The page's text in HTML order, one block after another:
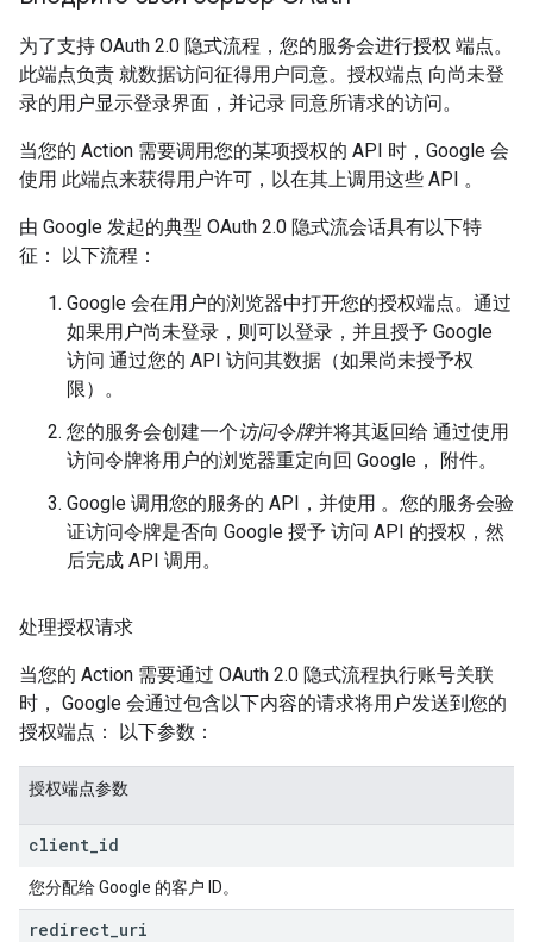
为了支持 OAuth 2.0 隐式流程，您的服务会进行授权 端点。
此端点负责 就数据访问征得用户同意。授权端点 向尚未登
录的用户显示登录界面，并记录 同意所请求的访问。
当您的 Action 需要调用您的某项授权的 API 时，Google 会
使用 此端点来获得用户许可，以在其上调用这些 API 。
由 Google 发起的典型 OAuth 2.0 隐式流会话具有以下特
征： 以下流程：
Google 会在用户的浏览器中打开您的授权端点。通过
如果用户尚未登录，则可以登录，并且授予 Google
访问 通过您的 API 访问其数据（如果尚未授予权
限）。
您的服务会创建一个访问令牌并将其返回给 通过使用
访问令牌将用户的浏览器重定向回 Google， 附件。
Google 调用您的服务的 API，并使用 。您的服务会验
证访问令牌是否向 Google 授予 访问 API 的授权，然
后完成 API 调用。
处理授权请求
当您的 Action 需要通过 OAuth 2.0 隐式流程执行账号关联
时， Google 会通过包含以下内容的请求将用户发送到您的
授权端点： 以下参数：
授权端点参数
client id
您分配给 Google 的客户 ID。
redirect uri